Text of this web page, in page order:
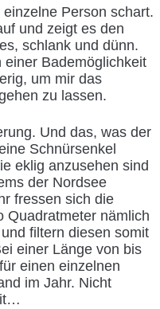
Person schart.
und zeigt es den
schlank und dünn.
einer Bademöglichkeit
um mir das
zu lassen.
Und das, was der
Schnürsenkel
eklig anzusehen sind
der Nordsee
fressen sich die
Quadratmeter nämlich
filtern diesen somit
einer Länge von bis
einen einzelnen
im Jahr. Nicht